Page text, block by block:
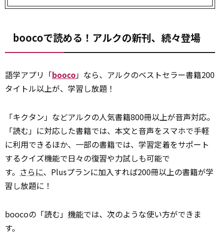
boocoで読める！アルクの新刊、続々登場
語学アプリ「booco」なら、アルクのベストセラー書籍200
タイトル以上が、学習し放題！
「キクタン」などアルクの人気書籍800冊以上が音声対応。
「読む」に対応した書籍では、本文と音声をスマホで手軽
に利用できるほか、一部の書籍では、学習定着をサポート
するクイズ機能で日々の復習や力試しも可能で
す。 さらに、Plusプランに加入すれば200冊以上の書籍が学
習し放題に！
boocoの「読む」 機能では、次のような使い方ができま
す。